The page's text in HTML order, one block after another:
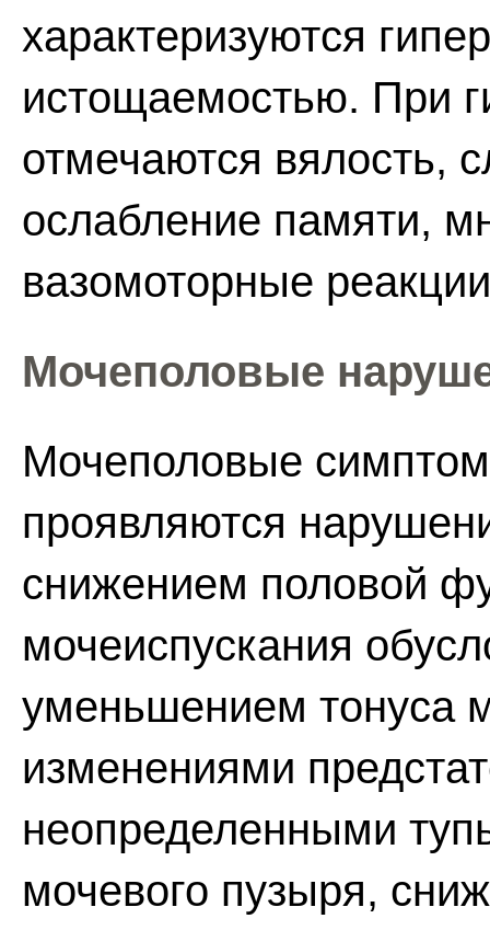
характеризуются
истощаемостью. При
отмечаются вялость,
ослабление памяти,
вазомоторные
Мочеполовые
Мочеполовые
проявляются
снижением половой
мочеиспускания
уменьшением тонуса
изменениями
неопределенными
мочевого пузыря,